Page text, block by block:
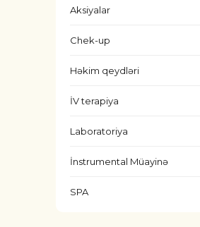
Aksiyalar
Chek-up
Həkim qeydləri
İV terapiya
Laboratoriya
İnstrumental Müayinə
SPA